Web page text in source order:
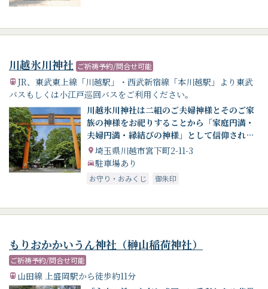
川越氷川神社 ご祈祷予約/問合せ可能
JR、東武東上線「川越駅」・西武新宿線「本川越駅」より東武
バスもしくは小江戸巡回バスをご利用ください。
川越氷川神社は二組のご夫婦神様とそのご家
族の神様をお祀りすることから「家庭円満・
夫婦円満・縁結びの神様」として信仰されて
います。
埼玉県川越市宮下町2-11-3
駐車場あり
お守り・おみくじ 御朱印
もりおかかいうん神社（榊山稲荷神社）
ご祈祷予約/問合せ可能
山田線 上盛岡駅から徒歩約11分